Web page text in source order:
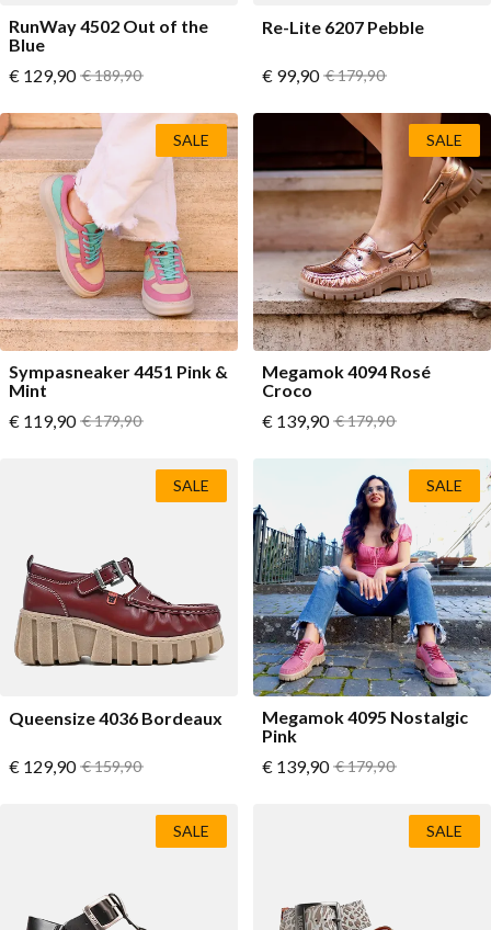
RunWay 4502 Out of the
Blue
Vanaf
€ 129,90 Normale prijs
€ 189,90
Re-Lite 6207 Pebble
Vanaf
€ 99,90 Normale prijs
€ 179,90
Sympasneaker 4451 Pink &
Mint
Vanaf
€ 119,90 Normale prijs
€ 179,90
SALE
Megamok 4094 Rosé
Croco
Vanaf
€ 139,90 Normale prijs
€ 179,90
SALE
Queensize 4036 Bordeaux
Vanaf
€ 129,90 Normale prijs
€ 159,90
SALE
Megamok 4095 Nostalgic
Pink
Vanaf
€ 139,90 Normale prijs
€ 179,90
SALE
SALE SALE